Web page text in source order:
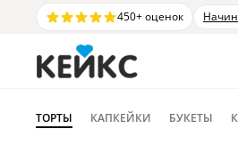
450+ оценок
ТОРТЫ КАПКЕЙКИ БУКЕТЫ